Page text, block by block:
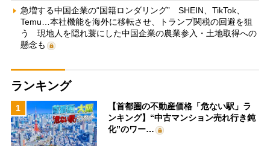
急増する中国企業の“国籍ロンダリング” SHEIN、TikTok、
Temu…本社機能を海外に移転させ、トランプ関税の回避を狙
う 現地人を隠れ蓑にした中国企業の農業参入・土地取得への
懸念も
ランキング
1
【首都圏の不動産価格「危ない駅」ラ
ンキング】“中古マンション売れ行き鈍
化”のワー…